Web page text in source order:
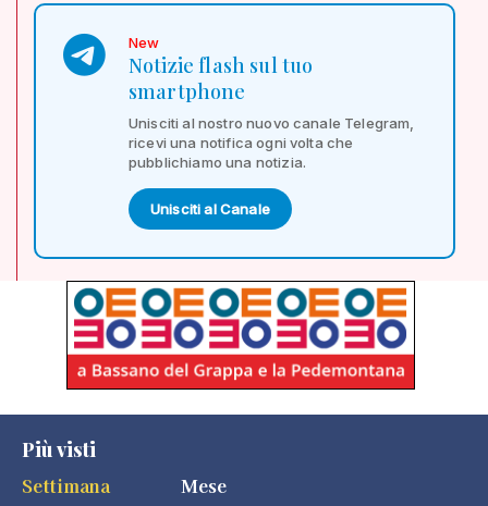
New
Notizie flash sul tuo
smartphone
Unisciti al nostro nuovo canale Telegram,
ricevi una notifica ogni volta che
pubblichiamo una notizia.
Unisciti al Canale
Più visti
Settimana
Mese